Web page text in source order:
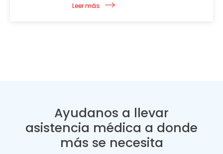
Leer más
Ayudanos a llevar
asistencia médica a donde
más se necesita